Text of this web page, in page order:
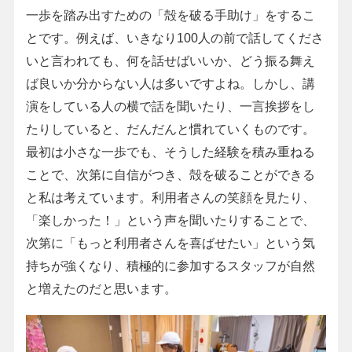
一歩を踏み出すための「殻を破る手助け」をするこ
とです。例えば、いきなり100人の前で話してくださ
いと言われても、何を話せばいいか、どう振る舞え
ば良いか分からない人は多いですよね。しかし、講
演をしている人の横で話を聞いたり、一言挨拶をし
たりしていると、だんだんと慣れていくものです。
最初は小さな一歩でも、そうした経験を積み重ねる
ことで、次第に自信がつき、殻を破ることができる
と私は考えています。利用者さんの笑顔を見たり、
「楽しかった！」という声を聞いたりすることで、
次第に「もっと利用者さんを喜ばせたい」という気
持ちが強くなり、積極的に参加するスタッフが自然
と増えたのだと思います。